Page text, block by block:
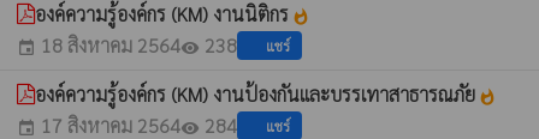
องค์ความรู้องค์กร (KM) งานนิติกร whatshot
event 18 สิงหาคม 2564visibility 238 แชร์
องค์ความรู้องค์กร (KM) งานป้องกันและบรรเทาสาธารณภัย whatshot
event 17 สิงหาคม 2564visibility 284 แชร์